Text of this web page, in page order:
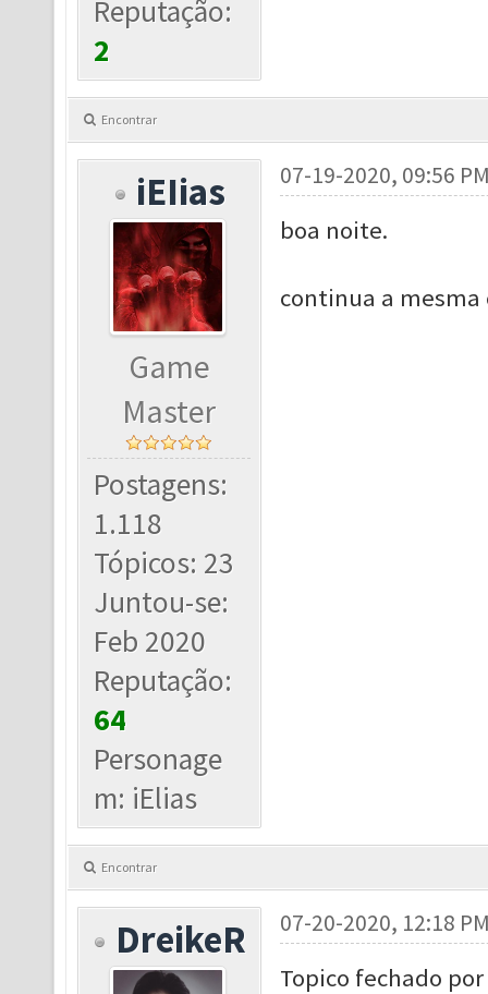
Reputação:
2
Encontrar
iEIias
Game
Master
Postagens:
1.118
Tópicos: 23
Juntou-se:
Feb 2020
Reputação:
64
Personage
m: iElias
07-19-2020, 09:56
boa noite.
continua a mesma
Encontrar
DreikeR 07-20-2020, 12:18
Topico fechado